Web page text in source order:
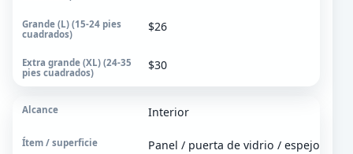
Grande (L)
15-24 pies cuadrados
Extra grande (XL)
$26
$30
Interior
Panel / puerta de vidrio / espejo